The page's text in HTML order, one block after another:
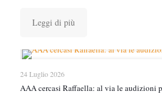
Leggi di più
24 Luglio 2026
AAA cercasi Raffaella: al via le audizioni